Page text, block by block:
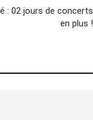
: 02 jours de concerts
en plus !